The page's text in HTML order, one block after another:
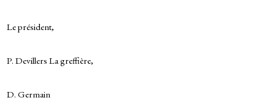
Le président,
P. Devillers La greffière,
D. Germain